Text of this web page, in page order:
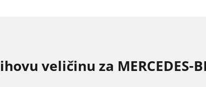
veličinu za MERCEDES-